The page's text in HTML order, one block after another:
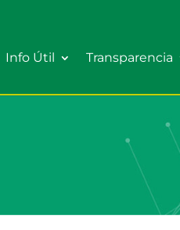
Info Útil Transparencia